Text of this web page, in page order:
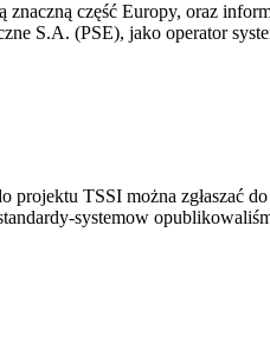
część Europy, oraz
S.A. (PSE), jako operator
TSSI można zgłaszać
systemow